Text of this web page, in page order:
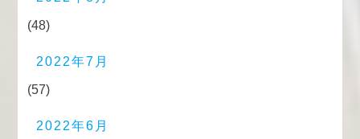
(48)
2022年7月
(57)
2022年6月